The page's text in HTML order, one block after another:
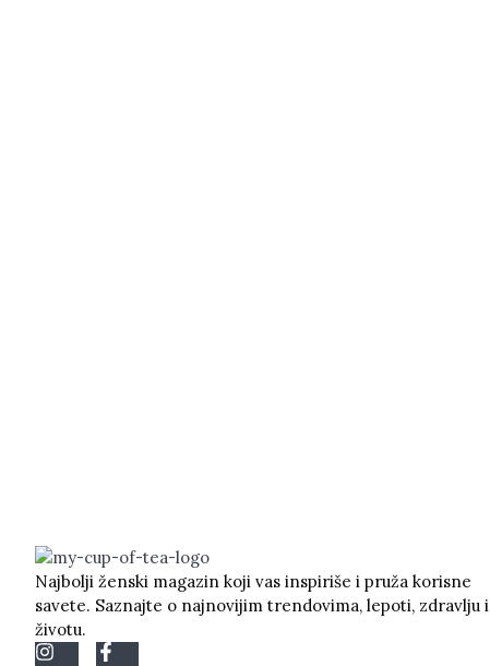
Najbolji ženski magazin koji vas inspiriše i pruža korisne
savete. Saznajte o najnovijim trendovima, lepoti, zdravlju i
životu.